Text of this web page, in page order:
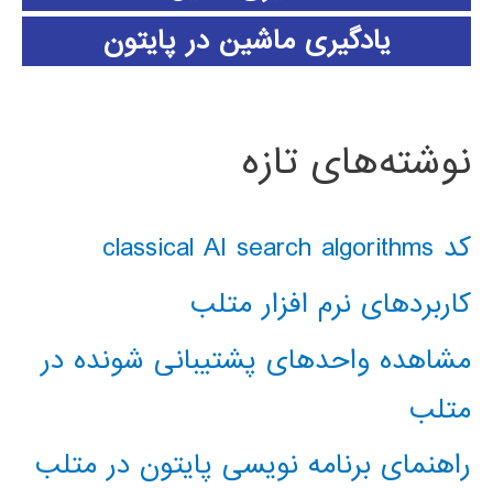
یادگیری ماشین در پایتون
نوشته‌های تازه
کد classical AI search algorithms
کاربردهای نرم افزار متلب
مشاهده واحدهای پشتیبانی شونده در
متلب
راهنمای برنامه نویسی پایتون در متلب